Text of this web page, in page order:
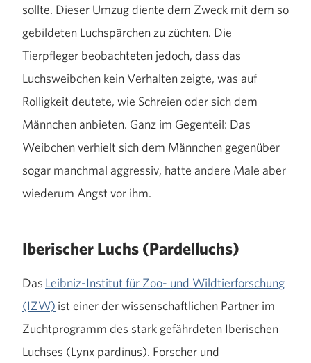
sollte. Dieser Umzug diente dem Zweck mit dem so
gebildeten Luchspärchen zu züchten. Die
Tierpfleger beobachteten jedoch, dass das
Luchsweibchen kein Verhalten zeigte, was auf
Rolligkeit deutete, wie Schreien oder sich dem
Männchen anbieten. Ganz im Gegenteil: Das
Weibchen verhielt sich dem Männchen gegenüber
sogar manchmal aggressiv, hatte andere Male aber
wiederum Angst vor ihm.
Iberischer Luchs (Pardelluchs)
Das Leibniz-Institut für Zoo- und Wildtierforschung
(IZW) ist einer der wissenschaftlichen Partner im
Zuchtprogramm des stark gefährdeten Iberischen
Luchses (Lynx pardinus). Forscher und